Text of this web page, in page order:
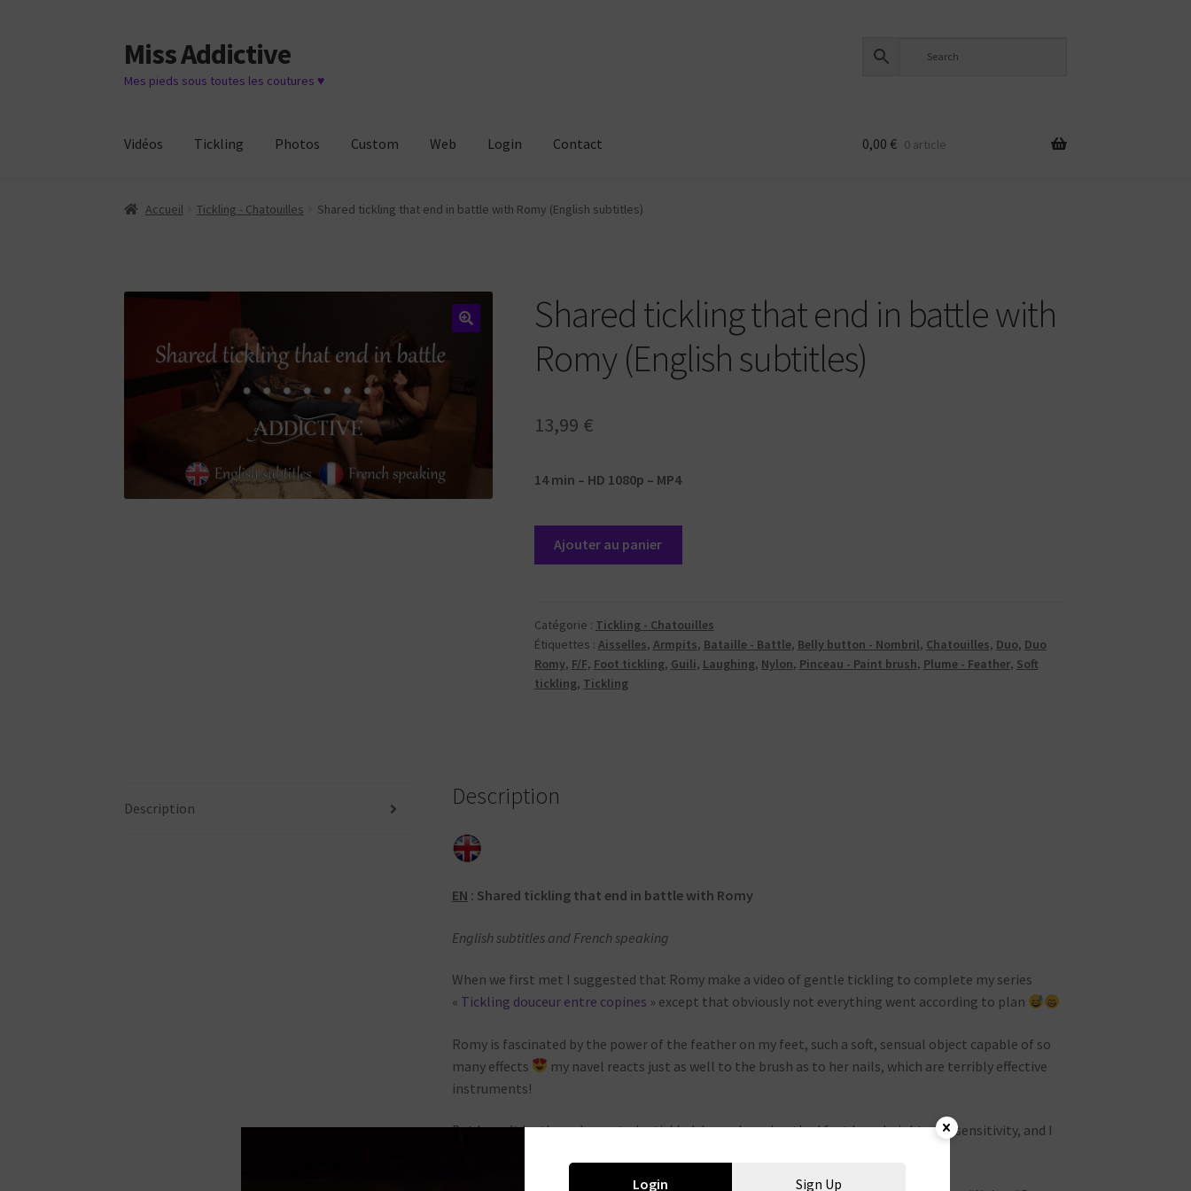
Aller
à
la
Aller
au
contenu
Miss Addictive
Mes pieds sous toutes les coutures ♥
Vidéos Tickling Photos Custom Web Login Contact 0,00 € 0 article
Accueil Tickling - Chatouilles Shared tickling that end in battle with Romy (English subtitles)
Shared tickling that end in battle with
Romy (English subtitles)
13,99 €
14 min – HD 1080p – MP4
that
end
in
battle
Ajouter au panier
Catégorie : Tickling - Chatouilles
Étiquettes : Aisselles, Armpits, Bataille - Battle, Belly button - Nombril, Chatouilles, Duo, Duo
Romy, F/F, Foot tickling, Guili, Laughing, Nylon, Pinceau - Paint brush, Plume - Feather, Soft
tickling, Tickling
Description Description
EN : Shared tickling that end in battle with Romy
English subtitles and French speaking
When we first met I suggested that Romy make a video of gentle tickling to complete my series
« Tickling douceur entre copines » except that obviously not everything went according to plan
Romy is fascinated by the power of the feather on my feet, such a soft, sensual object capable of so
many effects
my navel reacts just as well to the brush as to her nails, which are terribly effective
instruments!
But I won’t be the only one to be tickled, her nylon-sheathed feet have heightened sensitivity, and I
Login Sign Up